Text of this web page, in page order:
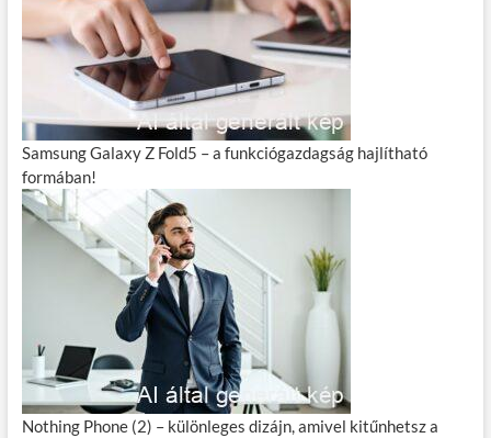
Samsung Galaxy Z Fold5 – a funkciógazdagság hajlítható
formában!
Nothing Phone (2) – különleges dizájn, amivel kitűnhetsz a